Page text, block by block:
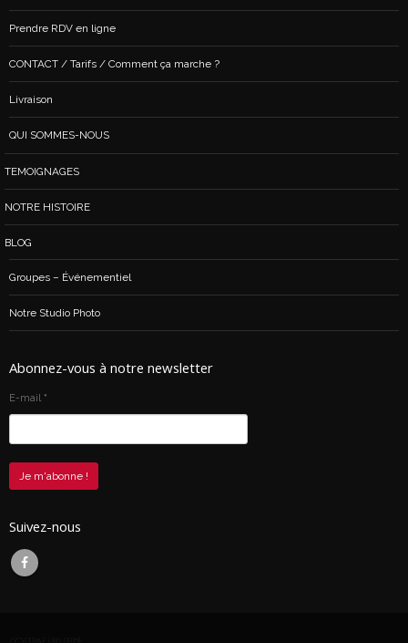
Prendre RDV en ligne
CONTACT / Tarifs / Comment ça marche ?
Livraison
QUI SOMMES-NOUS
TEMOIGNAGES
NOTRE HISTOIRE
BLOG
Groupes – Événementiel
Notre Studio Photo
Abonnez-vous à notre newsletter
E-mail *
Suivez-nous